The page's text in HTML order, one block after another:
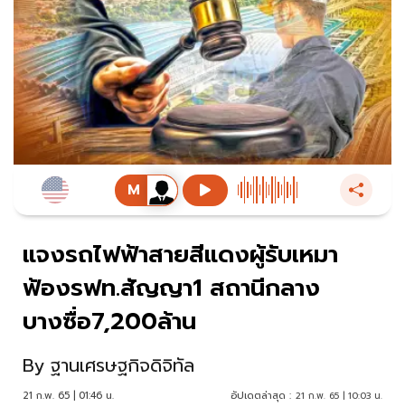
แจงรถไฟฟ้าสายสีแดงผู้รับเหมา
ฟ้องรฟท.สัญญา1 สถานีกลาง
บางซื่อ7,200ล้าน
By ฐานเศรษฐกิจดิจิทัล
21 ก.พ. 65 | 01:46 น. อัปเดตล่าสุด : 21 ก.พ. 65 | 10:03 น.